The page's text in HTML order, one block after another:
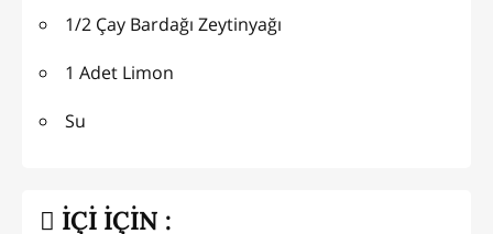
1/2 Çay Bardağı Zeytinyağı
1 Adet Limon
Su
İÇİ İÇİN :